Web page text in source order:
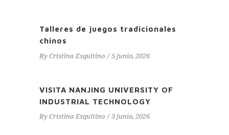
Talleres de juegos tradicionales
chinos
By Cristina Esquitino 5 junio, 2026
VISITA NANJING UNIVERSITY OF
INDUSTRIAL TECHNOLOGY
By Cristina Esquitino 3 junio, 2026